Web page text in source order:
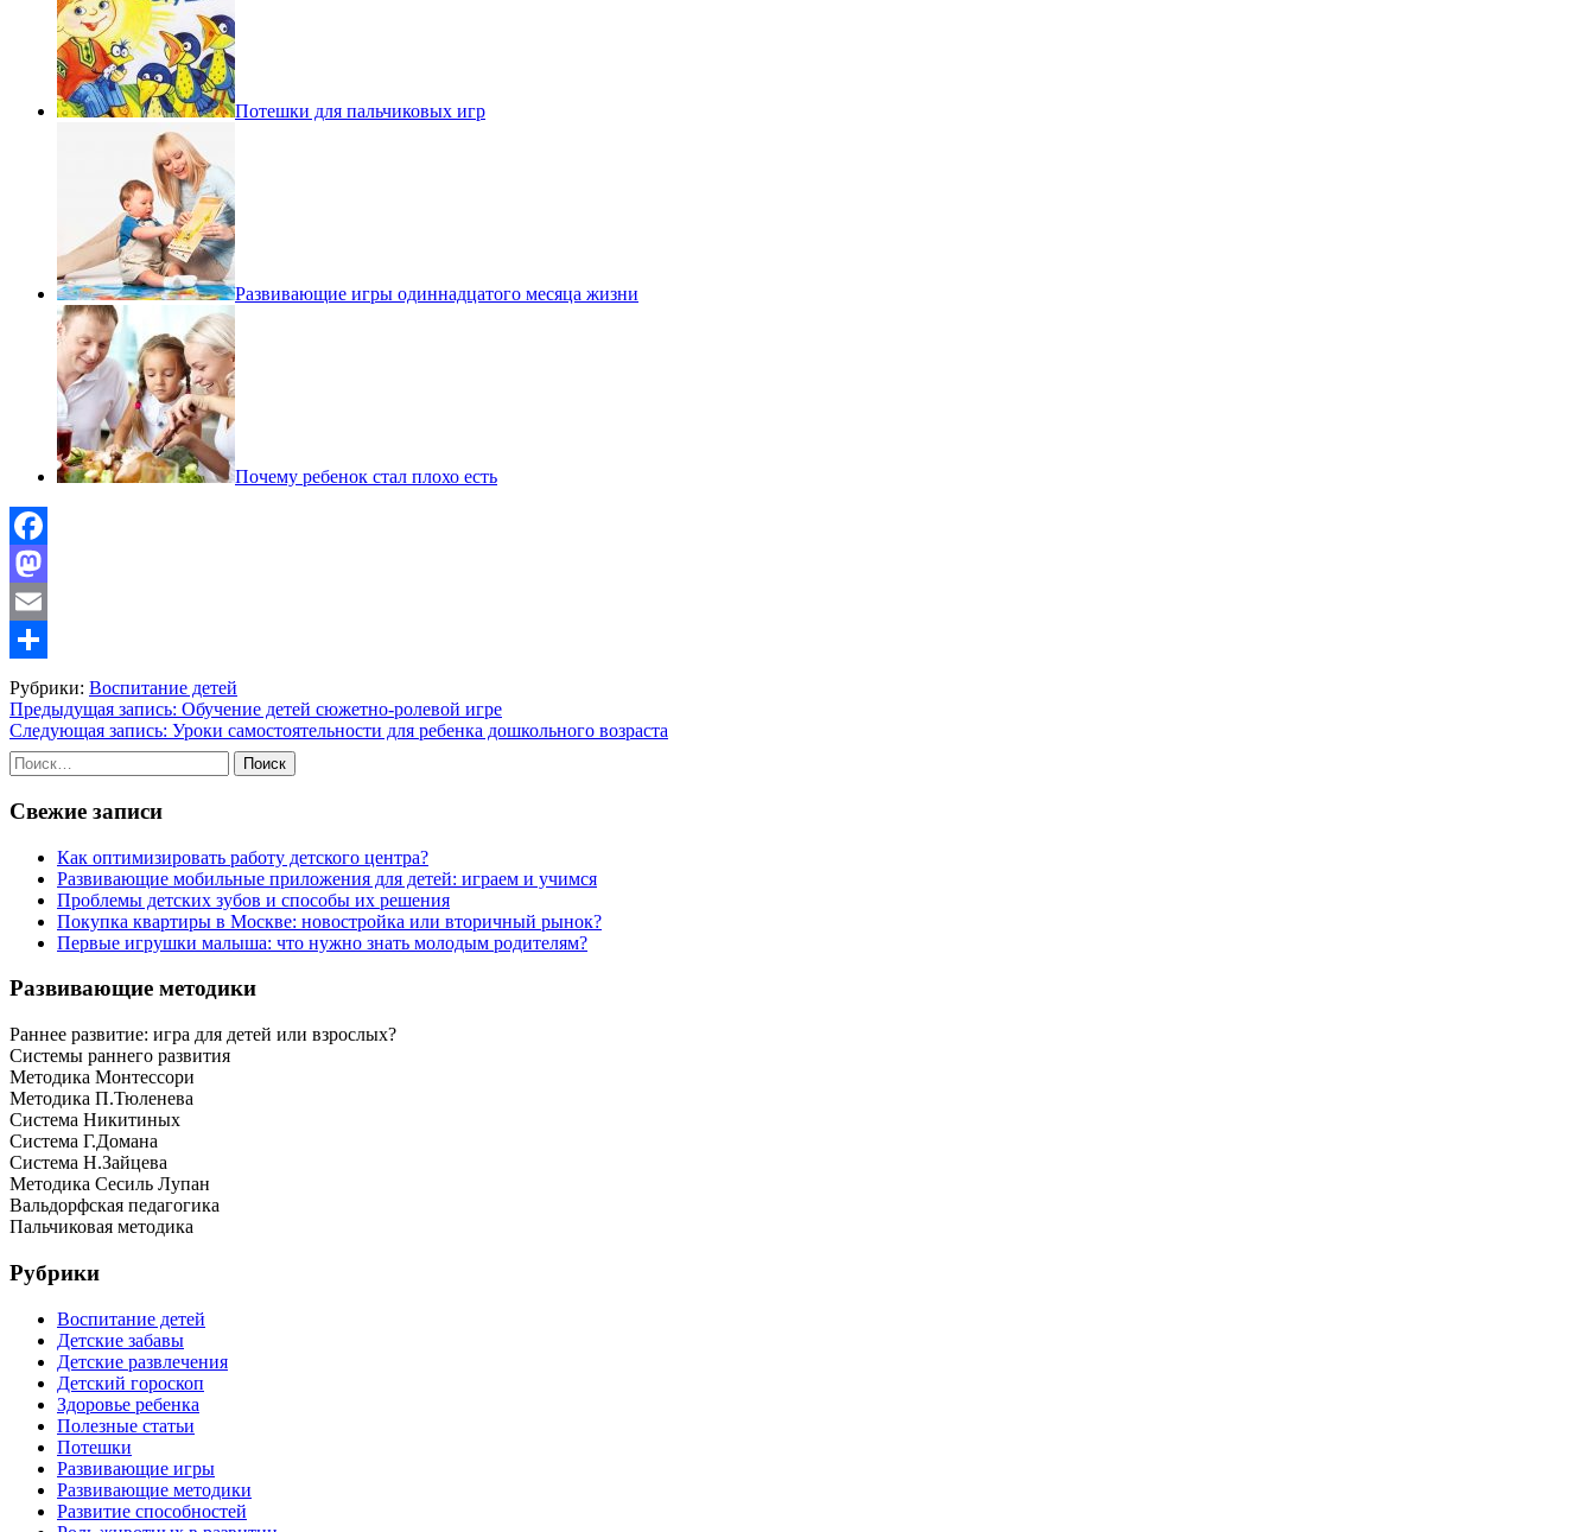
Потешки для пальчиковых игр
Развивающие игры одиннадцатого месяца жизни
Почему ребенок стал плохо есть
Facebook
Mastodon
Email
Отправить
Рубрики: Воспитание детей
Навигация
по
записям
Предыдущая запись: Обучение детей сюжетно-ролевой игре
Следующая запись: Уроки самостоятельности для ребенка дошкольного возраста
Найти:
Свежие записи
Как оптимизировать работу детского центра?
Развивающие мобильные приложения для детей: играем и учимся
Проблемы детских зубов и способы их решения
Покупка квартиры в Москве: новостройка или вторичный рынок?
Первые игрушки малыша: что нужно знать молодым родителям?
Развивающие методики
Раннее развитие: игра для детей или взрослых?
Системы раннего развития
Методика Монтессори
Методика П.Тюленева
Система Никитиных
Система Г.Домана
Система Н.Зайцева
Методика Сесиль Лупан
Вальдорфская педагогика
Пальчиковая методика
Рубрики
Воспитание детей
Детские забавы
Детские развлечения
Детский гороскоп
Здоровье ребенка
Полезные статьи
Потешки
Развивающие игры
Развивающие методики
Развитие способностей